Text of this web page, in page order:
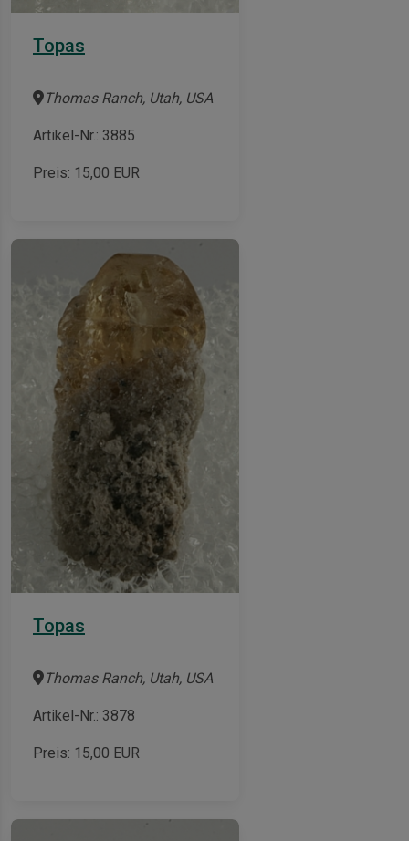
Topas
Thomas Ranch, Utah, USA
Artikel-Nr.: 3885
Preis: 15,00 EUR
Topas
Thomas Ranch, Utah, USA
Artikel-Nr.: 3878
Preis: 15,00 EUR